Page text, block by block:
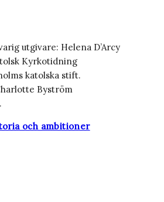
utgivare: Helena D’Arcy
Kyrkotidning
katolska stift.
Byström
och ambitioner